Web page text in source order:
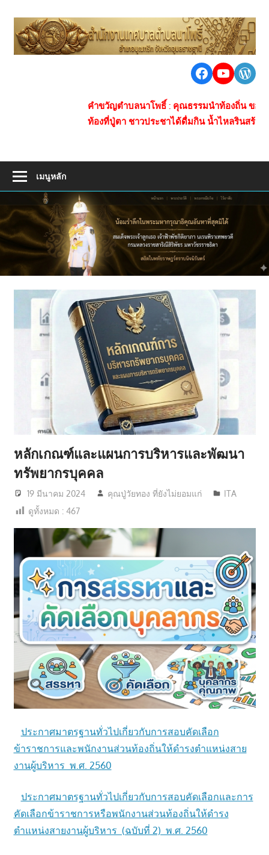
content
ยา
เสพ
ติด
การ
คมนาคม
สะดวก
เศรษฐกิจ
คุณภาพ
Facebook
https://
คำขวัญตำบลนาโพธิ์ : คุณธรรมนำท้องถิ่น ของกินข้าว
ท้องที่ปู่ตา ชาวประชาได้ดื่มกิน น้ำไหลรินสร้างซับ
เมนูหลัก
หลักเกณฑ์และแผนการบริหารและพัฒนา
ทรัพยากรบุคคล
19 มีนาคม 2024 คุณปู่วัยทอง ที่ยังไม่ยอมแก่
ITA
ดูทั้งหมด : 467
ประกาศมาตรฐานทั่วไปเกี่ยวกับการสอบคัดเลือก
ข้าราชการและพนักงานส่วนท้องถิ่นให้ดำรงตำแหน่งสาย
งานผู้บริหาร พ.ศ. 2560
ประกาศมาตรฐานทั่วไปเกี่ยวกับการสอบคัดเลือกและการ
คัดเลือกข้าราชการหรือพนักงานส่วนท้องถิ่นให้ดำรง
ตำแหน่งสายงานผู้บริหาร (ฉบับที่ 2) พ.ศ. 2560